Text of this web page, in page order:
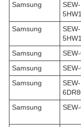
Samsung
SEW-
Samsung
SEW-
Samsung
Samsung
Samsung
SEW-
Samsung